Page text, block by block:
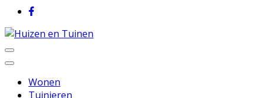
Huizen en Tuinen
Inspiratie voor wonen en tuinieren
Wonen
Tuinieren